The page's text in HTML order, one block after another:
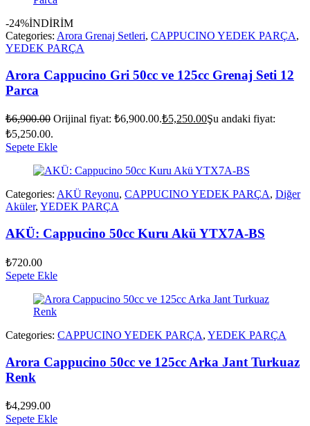
-24%İNDİRİM
Categories: Arora Grenaj Setleri, CAPPUCINO YEDEK PARÇA,
YEDEK PARÇA
Arora Cappucino Gri 50cc ve 125cc Grenaj Seti 12
Parca
₺6,900.00 Orijinal fiyat: ₺6,900.00.₺5,250.00Şu andaki fiyat:
₺5,250.00.
Sepete Ekle
Categories: AKÜ Reyonu, CAPPUCINO YEDEK PARÇA, Diğer
Aküler, YEDEK PARÇA
AKÜ: Cappucino 50cc Kuru Akü YTX7A-BS
₺720.00
Sepete Ekle
Categories: CAPPUCINO YEDEK PARÇA, YEDEK PARÇA
Arora Cappucino 50cc ve 125cc Arka Jant Turkuaz
Renk
₺4,299.00
Sepete Ekle